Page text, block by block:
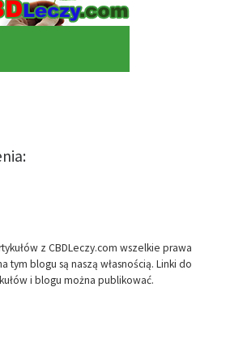
z CBDLeczy.com wszelkie prawa
tym blogu są naszą własnością. Linki do
i blogu można publikować.